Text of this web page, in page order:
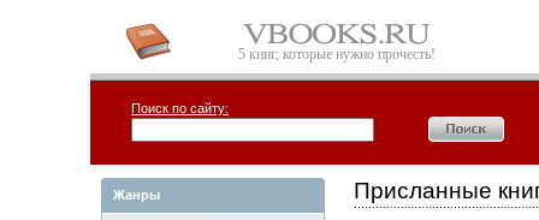
5 книг, которые нужно прочесть!
Поиск по сайту:
Жанры Присланные